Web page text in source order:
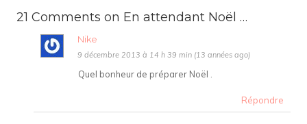
21 Comments on En attendant Noël …
Nike
9 décembre 2013 à 14 h 39 min (13 années ago)
Quel bonheur de préparer Noël .
Répondre